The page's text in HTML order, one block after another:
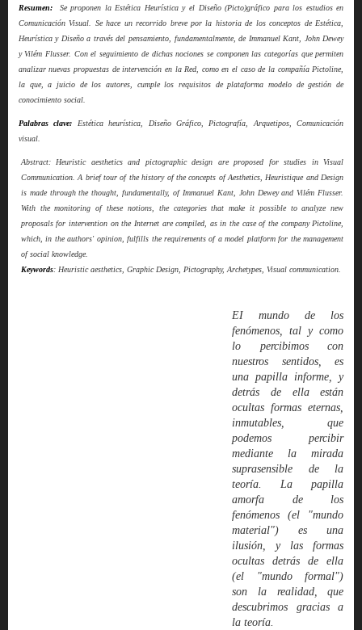
Resumen:Se proponen la Estética Heurística y el Diseño (Picto)gráfico para los estudios en
Comunicación Visual. Se hace un recorrido breve por la historia de los conceptos de Estética,
Heurística y Diseño a través del pensamiento, fundamentalmente, de Immanuel Kant, John Dewey
y Vilém Flusser. Con el seguimiento de dichas nociones se componen las categorías que permiten
analizar nuevas propuestas de intervención en la Red, como en el caso de la compañía Pictoline,
la que, a juicio de los autores, cumple los requisitos de plataforma modelo de gestión de
conocimiento social.
Palabras clave: Estética heurística, Diseño Gráfico, Pictografía, Arquetipos, Comunicación
visual.
Abstract: Heuristic aesthetics and pictographic design are proposed for studies in Visual
Communication. A brief tour of the history of the concepts of Aesthetics, Heuristique and Design
is made through the thought, fundamentally, of Immanuel Kant, John Dewey and Vilém Flusser.
With the monitoring of these notions, the categories that make it possible to analyze new
proposals for intervention on the Internet are compiled, as in the case of the company Pictoline,
which, in the authors' opinion, fulfills the requirements of a model platform for the management
of social knowledge.
Keywords: Heuristic aesthetics, Graphic Design, Pictography, Archetypes, Visual communication.
EI mundo de los
fenómenos, tal y como
lo percibimos con
nuestros sentidos, es
una papilla informe, y
detrás de ella están
ocultas formas eternas,
inmutables, que
podemos percibir
mediante la mirada
suprasensible de la
teoría. La papilla
amorfa de los
fenómenos (el "mundo
material") es una
ilusión, y las formas
ocultas detrás de ella
(el "mundo formal")
son la realidad, que
descubrimos gracias a
la teoría.